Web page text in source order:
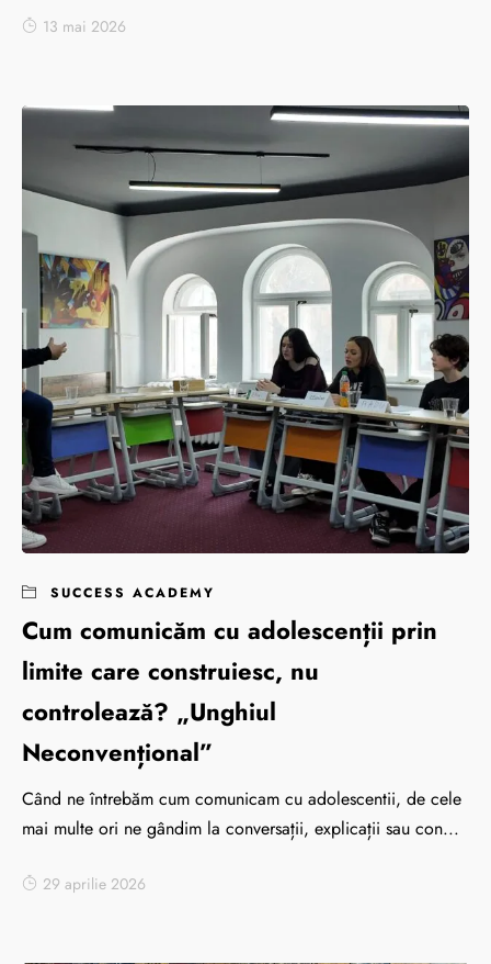
13 mai 2026
SUCCESS ACADEMY
Cum comunicăm cu adolescenții prin
limite care construiesc, nu
controlează? „Unghiul
Neconvențional”
Când ne întrebăm cum comunicam cu adolescentii, de cele
mai multe ori ne gândim la conversații, explicații sau con...
29 aprilie 2026